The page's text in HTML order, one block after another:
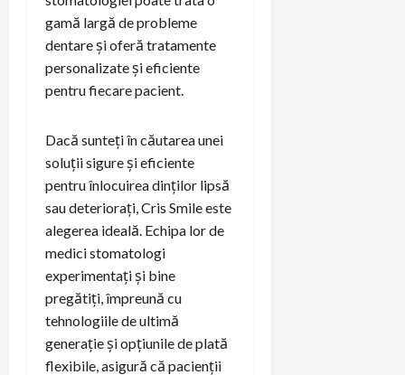
gamă largă de probleme
dentare și oferă tratamente
personalizate și eficiente
pentru fiecare pacient.
Dacă sunteți în căutarea unei
soluții sigure și eficiente
pentru înlocuirea dinților lipsă
sau deteriorați, Cris Smile este
alegerea ideală. Echipa lor de
medici stomatologi
experimentați și bine
pregătiți, împreună cu
tehnologiile de ultimă
generație și opțiunile de plată
flexibile, asigură că pacienții